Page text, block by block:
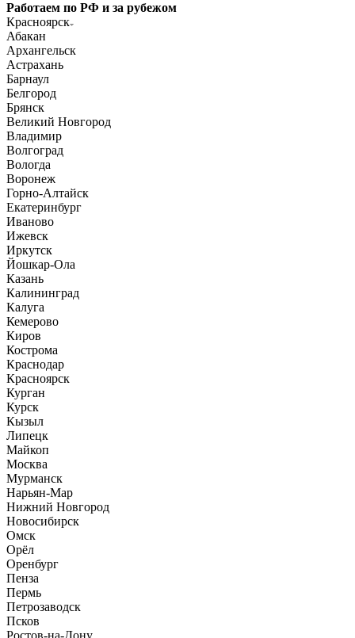
Работаем по РФ и за рубежом
Красноярск
Абакан
Архангельск
Астрахань
Барнаул
Белгород
Брянск
Великий Новгород
Владимир
Волгоград
Вологда
Воронеж
Горно-Алтайск
Екатеринбург
Иваново
Ижевск
Иркутск
Йошкар-Ола
Казань
Калининград
Калуга
Кемерово
Киров
Кострома
Краснодар
Красноярск
Курган
Курск
Кызыл
Липецк
Майкоп
Москва
Мурманск
Нарьян-Мар
Нижний Новгород
Новосибирск
Омск
Орёл
Оренбург
Пенза
Пермь
Петрозаводск
Псков
Ростов-на-Дону